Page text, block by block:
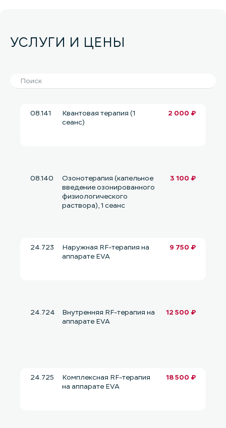
УСЛУГИ И ЦЕНЫ
08.141
Квантовая терапия (1
сеанс)
2 000 ₽
08.140
Озонотерапия (капельное
введение озонированного
физиологического
раствора), 1 сеанс
3 100 ₽
24.723
Наружная RF-терапия на
аппарате EVA
9 750 ₽
24.724
Внутренняя RF-терапия на
аппарате EVA
12 500 ₽
24.725
Комплексная RF-терапия
на аппарате EVA
18 500 ₽